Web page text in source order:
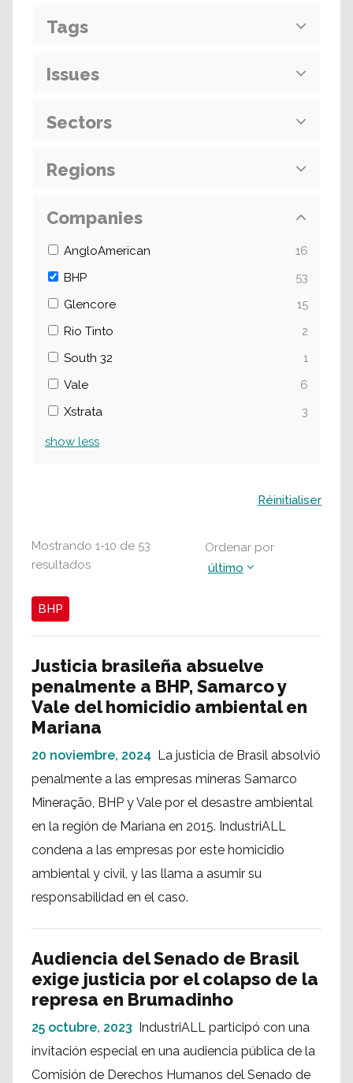
Mostrando 1-10 de 53
resultados
Ordenar por
último
BHP
Justicia brasileña absuelve
penalmente a BHP, Samarco y
Vale del homicidio ambiental en
Mariana
20 noviembre, 2024 La justicia de Brasil absolvió
penalmente a las empresas mineras Samarco
Mineração, BHP y Vale por el desastre ambiental
en la región de Mariana en 2015. IndustriALL
condena a las empresas por este homicidio
ambiental y civil, y las llama a asumir su
responsabilidad en el caso.
Audiencia del Senado de Brasil
exige justicia por el colapso de la
represa en Brumadinho
25 octubre, 2023 IndustriALL participó con una
invitación especial en una audiencia pública de la
Comisión de Derechos Humanos del Senado de
Tags
Issues
Sectors
Regions
Companies
AngloAmerican
16
BHP
53
Glencore
15
Rio Tinto
2
South 32
1
Vale
6
Xstrata
3
show less
Réinitialiser